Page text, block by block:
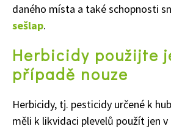
daného místa a také schopnosti
sešlap.
Herbicidy použijte
případě nouze
Herbicidy, tj. pesticidy určené k
měli k likvidaci plevelů použít jen v